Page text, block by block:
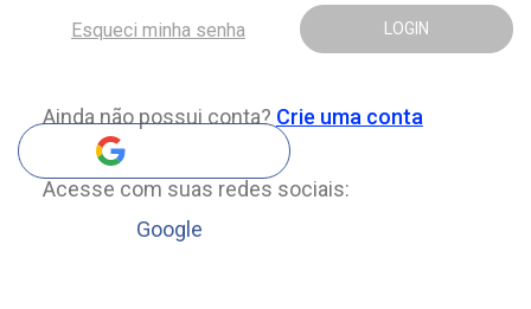
LOGIN
Esqueci minha senha
Ainda não possui conta? Crie uma conta
Acesse com suas redes sociais:
Google